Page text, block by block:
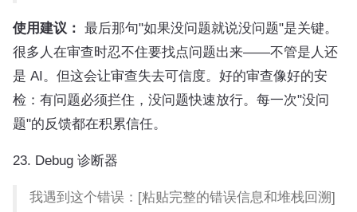
使用建议： 最后那句"如果没问题就说没问题"是关键。
很多人在审查时忍不住要找点问题出来——不管是人还
是 AI。但这会让审查失去可信度。好的审查像好的安
检：有问题必须拦住，没问题快速放行。每一次"没问
题"的反馈都在积累信任。
23. Debug 诊断器
我遇到这个错误：[粘贴完整的错误信息和堆栈回溯]